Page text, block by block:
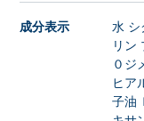
成分表示
水 シ
リン
０ジ
ヒア
子油